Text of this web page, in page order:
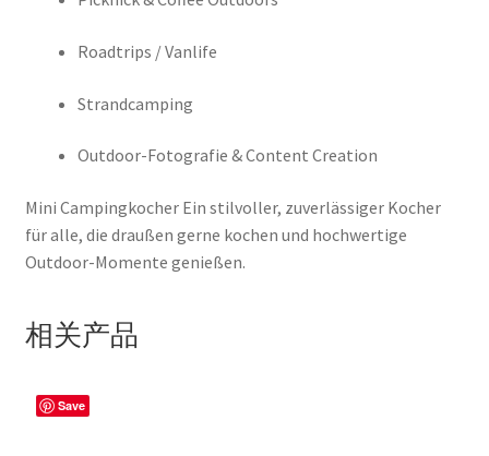
Roadtrips / Vanlife
Strandcamping
Outdoor-Fotografie & Content Creation
Mini Campingkocher Ein stilvoller, zuverlässiger Kocher
für alle, die draußen gerne kochen und hochwertige
Outdoor-Momente genießen.
相关产品
Save